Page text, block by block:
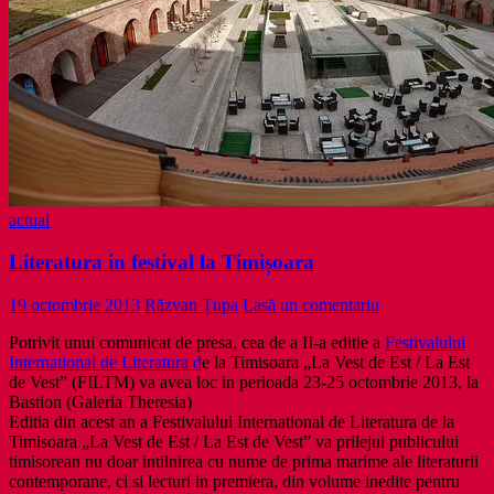
actual
Literatura in festival la Timișoara
19 octombrie 2013 Răzvan Țupa Lasă un comentariu
Potrivit unui comunicat de presa, cea de a II-a editie a Festivalului
International de Literatura de la Timisoara „La Vest de Est / La Est
de Vest” (FILTM) va avea loc in perioada 23-25 octombrie 2013, la
Bastion (Galeria Theresia)
Editia din acest an a Festivalului International de Literatura de la
Timisoara „La Vest de Est / La Est de Vest” va prilejui publicului
timisorean nu doar intilnirea cu nume de prima marime ale literaturii
contemporane, ci si lecturi in premiera, din volume inedite pentru